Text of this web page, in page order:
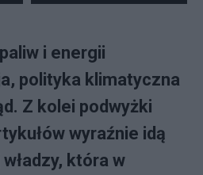
i energii
polityka klimatyczna
Z kolei podwyżki
wyraźnie idą
która w